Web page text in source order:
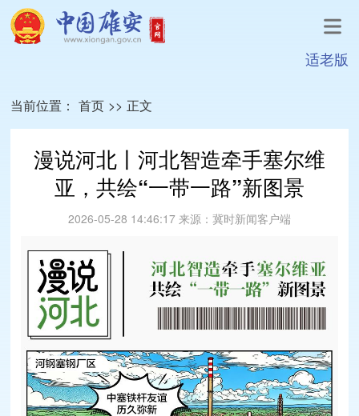
适老版
当前位置： 首页 >> 正文
漫说河北丨河北智造牵手塞尔维
亚，共绘“一带一路”新图景
2026-05-28 14:46:17 来源： 冀时新闻客户端